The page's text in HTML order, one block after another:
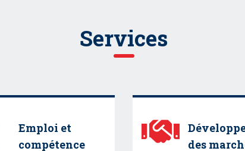
Services
Emploi et
compétence
des